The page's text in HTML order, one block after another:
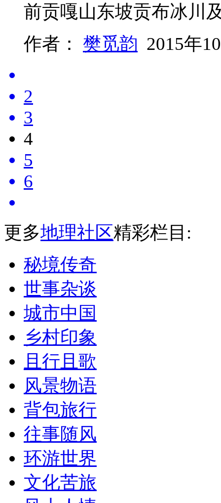
前贡嘎山东坡贡布冰
作者： 樊觅韵 2015年
2
3
4
5
6
更多地理社区精彩栏目:
秘境传奇
世事杂谈
城市中国
乡村印象
且行且歌
风景物语
背包旅行
往事随风
环游世界
文化苦旅